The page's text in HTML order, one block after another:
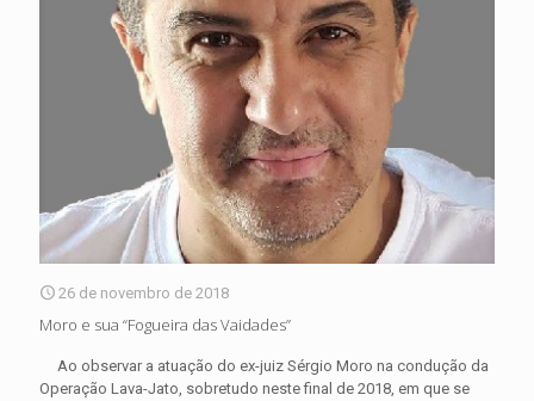
26 de novembro de 2018
Moro e sua “Fogueira das Vaidades”
Ao observar a atuação do ex-juiz Sérgio Moro na condução da
Operação Lava-Jato, sobretudo neste final de 2018, em que se